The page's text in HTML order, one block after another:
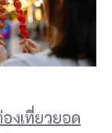
งเที่ยวยอด